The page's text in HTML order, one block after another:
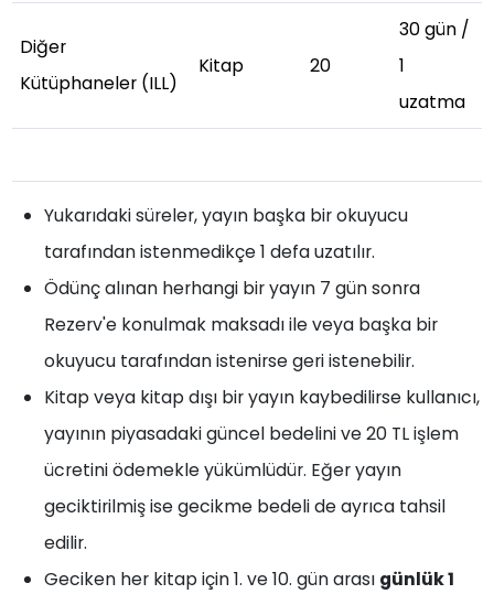
Diğer
Kütüphaneler (ILL)
Kitap 20
30 gün /
1
uzatma
Yukarıdaki süreler, yayın başka bir okuyucu
tarafından istenmedikçe 1 defa uzatılır.
Ödünç alınan herhangi bir yayın 7 gün sonra
Rezerv'e konulmak maksadı ile veya başka bir
okuyucu tarafından istenirse geri istenebilir.
Kitap veya kitap dışı bir yayın kaybedilirse kullanıcı,
yayının piyasadaki güncel bedelini ve 20 TL işlem
ücretini ödemekle yükümlüdür. Eğer yayın
geciktirilmiş ise gecikme bedeli de ayrıca tahsil
edilir.
Geciken her kitap için 1. ve 10. gün arası günlük 1